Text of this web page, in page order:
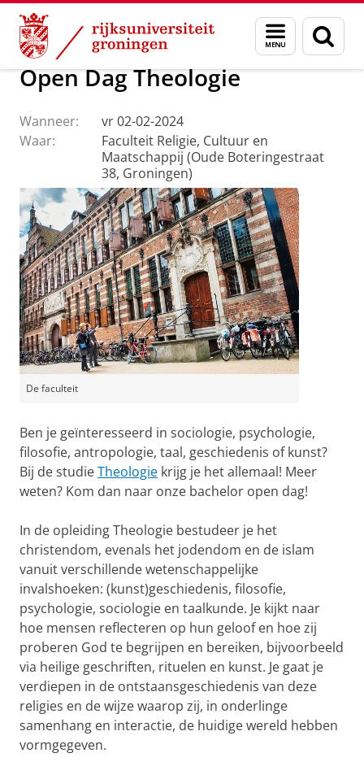
Skip
Content
Skip
Navigation
Menu
en
zoeken
Faculteit Religie, Cultuur en Maatschappij Agenda
Open Dag Theologie
Wanneer:
vr 02-02-2024
Waar:
Faculteit Religie, Cultuur en
Maatschappij (Oude Boteringestraat
38, Groningen)
De faculteit
Ben je geïnteresseerd in sociologie, psychologie,
filosofie, antropologie, taal, geschiedenis of kunst?
Bij de studieTheologie krijg je het allemaal! Meer
weten? Kom dan naar onze bachelor open dag!
In de opleiding Theologie bestudeer je het
christendom, evenals het jodendom en de islam
vanuit verschillende wetenschappelijke
invalshoeken: (kunst)geschiedenis, filosofie,
psychologie, sociologie en taalkunde. Je kijkt naar
hoe mensen reflecteren op hun geloof en hoe zij
proberen God te begrijpen en bereiken, bijvoorbeeld
via heilige geschriften, rituelen en kunst. Je gaat je
verdiepen in de ontstaansgeschiedenis van deze
religies en de wijze waarop zij, in onderlinge
samenhang en interactie, de huidige wereld hebben
vormgegeven.